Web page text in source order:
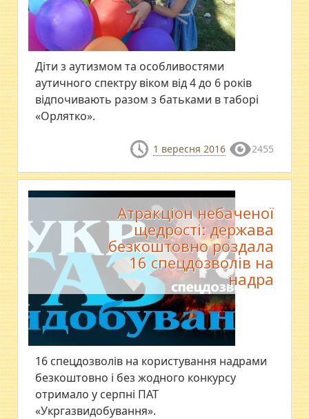
Діти з аутизмом та особливостями
аутичного спектру віком від 4 до 6 років
відпочивають разом з батьками в таборі
«Орлятко».
1 вересня 2016 2455
Атракціон небаченої
щедрості: держава
безкоштовно роздала
16 спецдозволів на
надра
16 спецдозволів на користування надрами
безкоштовно і без жодного конкурсу
отримало у серпні ПАТ
«Укргазвидобування».